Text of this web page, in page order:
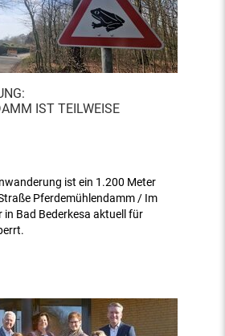
IST TEILWEISE
ist ein 1.200 Meter
Pferdemühlendamm / Im
Bad Bederkesa aktuell für